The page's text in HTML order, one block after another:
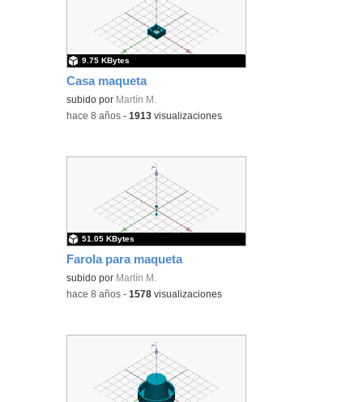
Casa maqueta
subido por Martín M.
9.75 KBytes
-hace 8 años -1913 visualizaciones
Farola para maqueta
subido por Martín M.
51.05 KBytes
-hace 8 años -1578 visualizaciones